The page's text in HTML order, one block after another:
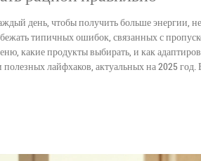
день, чтобы получить больше энергии,
типичных ошибок, связанных с
какие продукты выбирать, и как
лайфхаков, актуальных на 2025 год.